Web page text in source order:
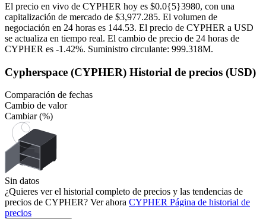
El precio en vivo de CYPHER hoy es $0.0{5}3980, con una
capitalización de mercado de $3,977.285. El volumen de
negociación en 24 horas es 144.53. El precio de CYPHER a USD
se actualiza en tiempo real. El cambio de precio de 24 horas de
CYPHER es -1.42%. Suministro circulante: 999.318M.
Cypherspace (CYPHER) Historial de precios (USD)
Comparación de fechas
Cambio de valor
Cambiar (%)
Sin datos
¿Quieres ver el historial completo de precios y las tendencias de
precios de CYPHER? Ver ahora CYPHER Página de historial de
precios